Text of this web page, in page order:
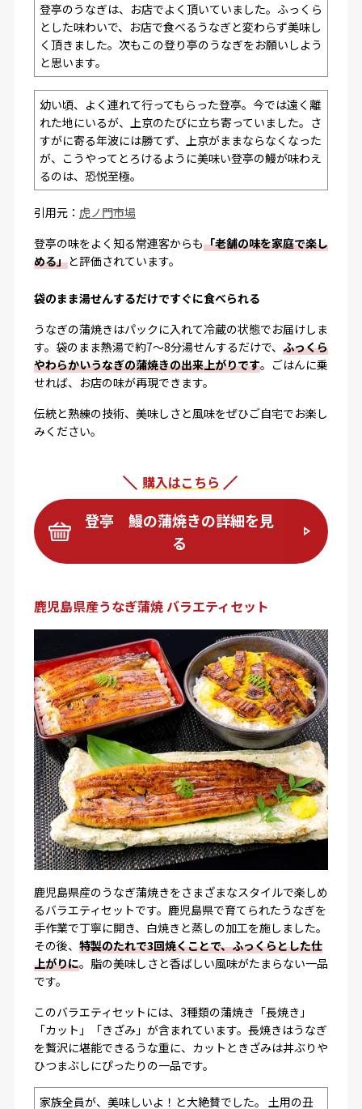
登亭のうなぎは、お店でよく頂いていました。ふっくら
とした味わいで、お店で食べるうなぎと変わらず美味し
く頂きました。次もこの登り亭のうなぎをお願いしよう
と思います。
幼い頃、よく連れて行ってもらった登亭。今では遠く離
れた地にいるが、上京のたびに立ち寄っていました。さ
すがに寄る年波には勝てず、上京がままならなくなった
が、こうやってとろけるように美味い登亭の鰻が味わえ
るのは、恐悦至極。
引用元： 虎ノ門市場
登亭の味をよく知る常連客からも「老舗の味を家庭で楽し
める」と評価されています。
袋のまま湯せんするだけですぐに食べられる
うなぎの蒲焼きはパックに入れて冷蔵の状態でお届けしま
す。袋のまま熱湯で約7〜8分湯せんするだけで、 ふっくら
やわらかいうなぎの蒲焼きの出来上がりです。ごはんに乗
せれば、お店の味が再現できます。
伝統と熟練の技術、美味しさと風味をぜひご自宅でお楽し
みください。
購入はこちら
登亭 鰻の蒲焼きの詳細を見
る
鹿児島県産うなぎ蒲焼 バラエティセット
鹿児島県産のうなぎ蒲焼きをさまざまなスタイルで楽しめ
るバラエティセットです。鹿児島県で育てられたうなぎを
手作業で丁寧に開き、白焼きと蒸しの加工を施しました。
その後、 特製のたれで3回焼くことで、ふっくらとした仕
上がりに。脂の美味しさと香ばしい風味がたまらない一品
です。
このバラエティセットには、3種類の蒲焼き「長焼き」
「カット」「きざみ」が含まれています。長焼きはうなぎ
を贅沢に堪能できるうな重に、カットときざみは丼ぶりや
ひつまぶしにぴったりの一品です。
家族全員が、美味しいよ！と大絶賛でした。 土用の丑